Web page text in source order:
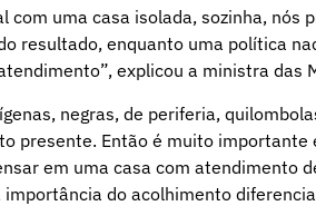
com uma casa isolada, sozinha,
resultado, enquanto uma política
explicou a ministra das
negras, de periferia,
presente. Então é muito importante
em uma casa com atendimento
importância do acolhimento